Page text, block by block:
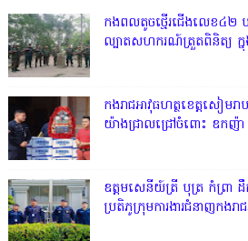
កងពលតូចថ្មើរជើងលេខ៤២ ប
ល្បាតសហករណ៍ត្រួតពិនិត្យ ក្
កងរាជអាវុធហត្ថខេត្តសៀមរ
យ៉ាងជ្រាលជ្រៅចំពោះ ឧកញ៉
ឧត្តមសេនីយ៍ត្រី បុត្រ កំព្រា ដឹ
ប្រតិភូក្រុមការងារជំនាញកងរា